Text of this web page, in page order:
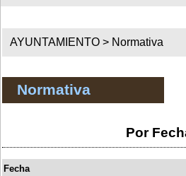
AYUNTAMIENTO > Normativa
Normativa
Por
Fecha